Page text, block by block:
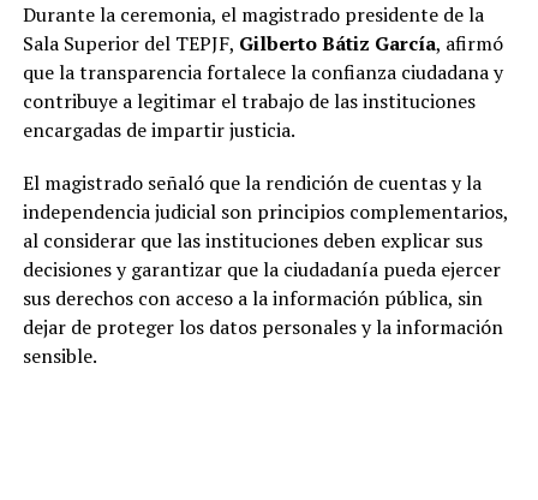
Durante la ceremonia, el magistrado presidente de la
Sala Superior del TEPJF, Gilberto Bátiz García, afirmó
que la transparencia fortalece la confianza ciudadana y
contribuye a legitimar el trabajo de las instituciones
encargadas de impartir justicia.
El magistrado señaló que la rendición de cuentas y la
independencia judicial son principios complementarios,
al considerar que las instituciones deben explicar sus
decisiones y garantizar que la ciudadanía pueda ejercer
sus derechos con acceso a la información pública, sin
dejar de proteger los datos personales y la información
sensible.